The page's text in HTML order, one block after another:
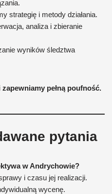
strategię i metody działania.
analiza i zbieranie
wyników śledztwa
pełną poufność.
pytania
w Andrychowie?
i czasu jej realizacji.
wycenę.